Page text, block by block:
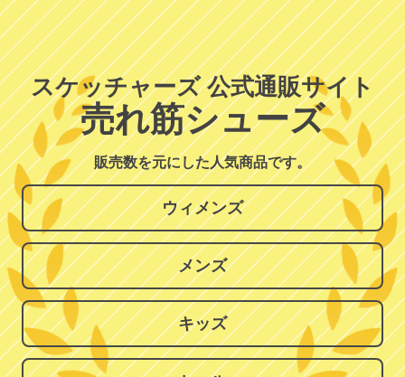
スケッチャーズ 公式通販サイト
売れ筋シューズ
販売数を元にした人気商品です。
ウィメンズ
メンズ
キッズ